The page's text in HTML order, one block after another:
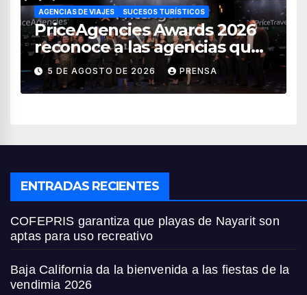
AGENCIAS DE VIAJES SUCESOS TURÍSTICOS
PriceAgencies Awards 2026
reconoce a las agencias que
impulsan el crecimiento del
turismo en México
5 DE AGOSTO DE 2026 PRENSA
ENTRADAS RECIENTES
COFEPRIS garantiza que playas de Nayarit son
aptas para uso recreativo
Baja California da la bienvenida a las fiestas de la
vendimia 2026